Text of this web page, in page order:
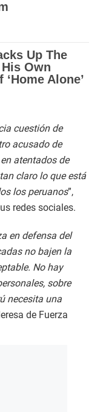
cuestión de
acusado de
atentados de
claro lo que está
los peruanos”,
redes sociales.
en defensa del
no bajen la
No hay
sobre
necesita una
de Fuerza